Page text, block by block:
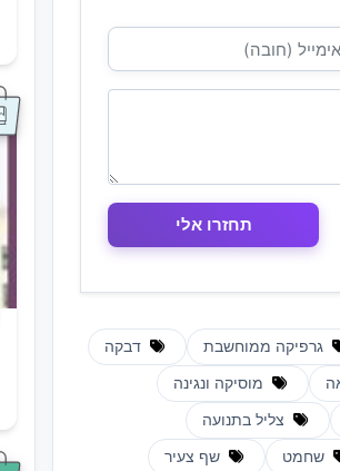
גרפיקה ממוחשבת דבקה
מוסיקה ונגינה
צליל בתנועה
שחמט שף צעיר